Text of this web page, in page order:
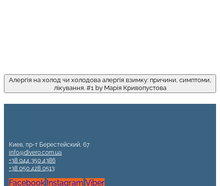
Алергія на холод чи холодова алергія взимку: причини, симптоми,
лікування. #1 by Марія Кривопустова
Киев, пр-т Берестейский, 67
info@divero.com.ua
+38 044 350 4386
+38 050 428 0513
Facebook Instagram Viber